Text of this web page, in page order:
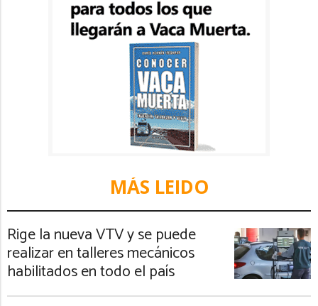
MÁS LEIDO
Rige la nueva VTV y se puede
realizar en talleres mecánicos
habilitados en todo el país